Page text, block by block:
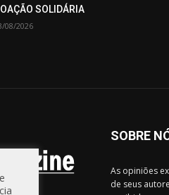
SOLIDÁRIA
08/2026
SOBRE
As opiniões
de seus